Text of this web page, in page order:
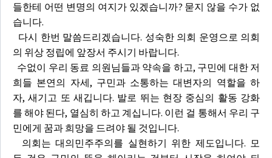
들한테 어떤 변명의 여지가 있겠습니까? 묻지 않을 수가 없
습니다.
다시 한번 말씀드리겠습니다. 성숙한 의회 운영으로 의회
의 위상 정립에 앞장서 주시기 바랍니다.
수없이 우리 동료 의원님들과 약속을 하고, 구민에 대한 저
희들 본연의 자세, 구민과 소통하는 대변자의 역할을 하
자, 새기고 또 새깁니다. 발로 뛰는 현장 중심의 활동 강화
를 해야 된다, 열심히 하고 계십니다. 이런 걸 통해서 우리 구
민에게 꿈과 희망을 드려야 될 것입니다.
의회는 대의민주주의를 실현하기 위한 제도입니다. 모